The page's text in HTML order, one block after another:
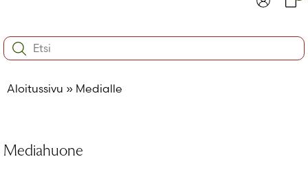
Muista minut
Search:
Aloitussivu » Medialle
Mediahuone